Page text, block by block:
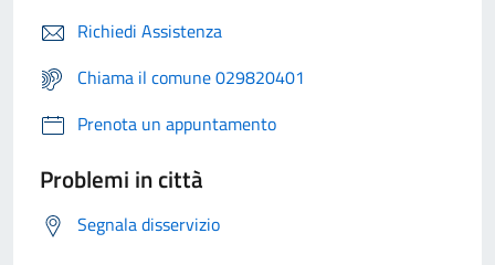
Richiedi Assistenza
Chiama il comune 029820401
Prenota un appuntamento
Problemi in città
Segnala disservizio